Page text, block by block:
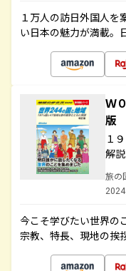
１万人の訪日外国人を
い日本の魅力が満載。
Ｗ
版
１
解説
旅の
今こそ学びたい世界の
宗教、特長、現地の挨